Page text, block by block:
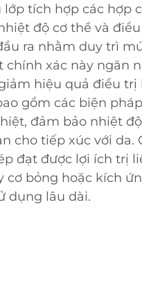
tích hợp các hợp
độ cơ thể và
ra nhằm duy trì
chính xác này ngăn
hiệu quả điều trị
gồm các biện
đảm bảo nhiệt
cho tiếp xúc với da.
đạt được lợi ích trị
bỏng hoặc kích
dụng lâu dài.